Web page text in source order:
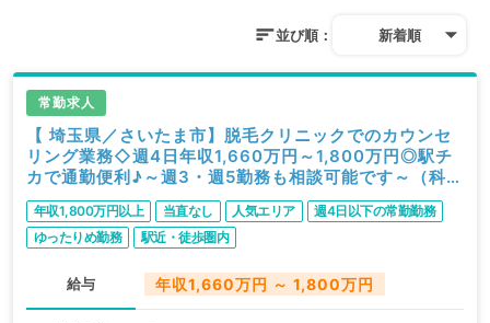
並び順： 新着順
常勤求人
【 埼玉県／さいたま市】脱毛クリニックでのカウンセ
リング業務◇週4日年収1,660万円～1,800万円◎駅チ
カで通勤便利♪～週3・週5勤務も相談可能です～（科目
不問／常勤）
年収1,800万円以上 当直なし 人気エリア
週4日以下の常勤勤務
ゆったりめ勤務
駅近・徒歩圏内
給与 年収1,660万円 ～ 1,800万円